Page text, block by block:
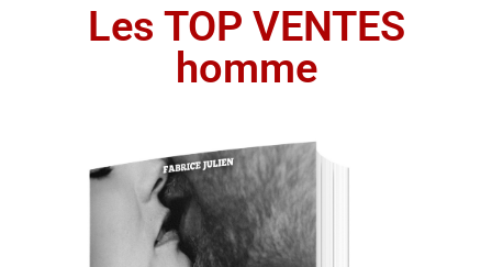
hommes
Les programmes les plus appréciés par les
Cryptos
Les TOP VENTES
homme